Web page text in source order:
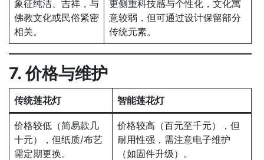
象征纯洁、吉祥，与
佛教文化或民俗紧密
相关。
更侧重科技感与个性化，文化寓
意较弱，但可通过设计保留部分
传统元素。
7. 价格与维护
传统莲花灯 智能莲花灯
价格较低（简易款几
十元），但纸质/布艺
需定期更换。
价格较高（百元至千元），但
耐用性强，需注意电子维护
（如固件升级）。